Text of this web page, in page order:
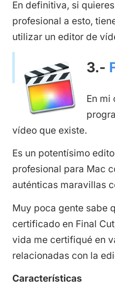
En definitiva, si
profesional a esto,
utilizar un editor de
3.-
En mi
vídeo que existe.
Es un potentísimo
profesional para Mac
auténticas maravillas
Muy poca gente sabe
certificado en Final
vida me certifiqué en
relacionadas con la
Características